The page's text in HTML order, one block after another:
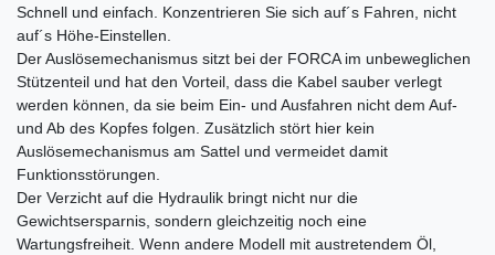
Schnell und einfach. Konzentrieren Sie sich auf´s Fahren, nicht
auf´s Höhe-Einstellen.
Der Auslösemechanismus sitzt bei der FORCA im unbeweglichen
Stützenteil und hat den Vorteil, dass die Kabel sauber verlegt
werden können, da sie beim Ein- und Ausfahren nicht dem Auf-
und Ab des Kopfes folgen. Zusätzlich stört hier kein
Auslösemechanismus am Sattel und vermeidet damit
Funktionsstörungen.
Der Verzicht auf die Hydraulik bringt nicht nur die
Gewichtsersparnis, sondern gleichzeitig noch eine
Wartungsfreiheit. Wenn andere Modell mit austretendem Öl,